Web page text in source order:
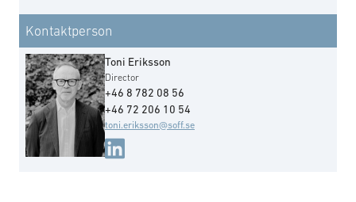
Kontaktperson
Toni Eriksson
Director
+46 8 782 08 56
+46 72 206 10 54
toni.eriksson@soff.se